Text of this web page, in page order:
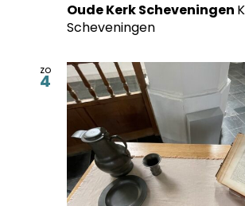
Oude Kerk Scheveningen
Scheveningen
zo
4